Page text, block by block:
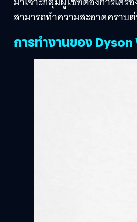
สามารถทำความสะอาดคราบ
การทำงานของ Dyson